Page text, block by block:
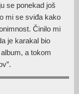
se ponekad još
mi se sviđa kako
Činilo mi
je karakal bio
a tokom